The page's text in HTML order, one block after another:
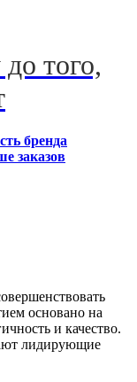
того,
бренда
заказов
основано на
и качество.
лидирующие